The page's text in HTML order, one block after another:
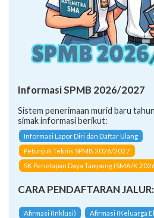
Informasi SPMB 2026/2027
Sistem penerimaan murid baru
simak informasi berikut:
Informasi Lapor Diri dan Daftar Ulang
Petunjuk Teknis SPMB 2026/2027
SK Penetapan Daya Tampung (SMA/K
CARA PENDAFTARAN JALUR:
Afirmasi (Inklusi)
Afirmasi (Keluarga